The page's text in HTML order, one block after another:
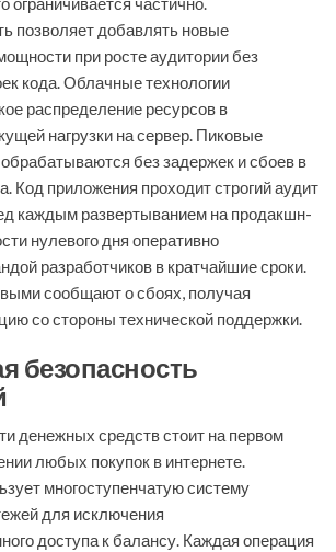
позволяет добавлять новые
при росте аудитории без
кода. Облачные технологии
распределение ресурсов в
нагрузки на сервер. Пиковые
без задержек и сбоев в
Код приложения проходит строгий аудит
каждым развертыванием на продакшн-
нулевого дня оперативно
разработчиков в кратчайшие сроки.
сообщают о сбоях, получая
со стороны технической поддержки.
безопасность
денежных средств стоит на первом
любых покупок в интернете.
многоступенчатую систему
для исключения
доступа к балансу. Каждая операция